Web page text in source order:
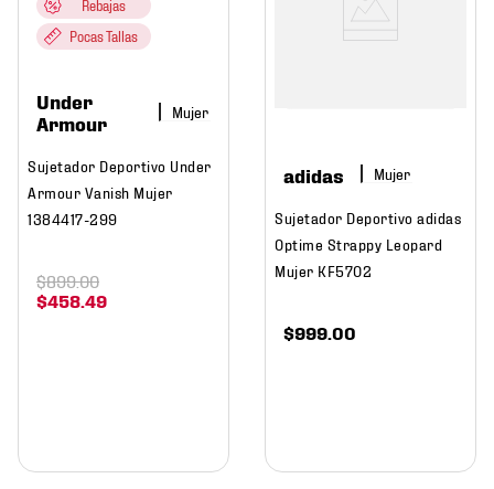
Rebajas
Pocas Tallas
Under
Armour
Mujer
Sujetador Deportivo Under
Armour Vanish Mujer
1384417-299
$458.49
$899.00
adidas Mujer
Sujetador Deportivo adidas
Optime Strappy Leopard
Mujer KF5702
$999.00